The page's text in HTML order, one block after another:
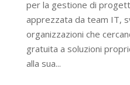
per la gestione di
apprezzata da team IT,
organizzazioni che
gratuita a soluzioni
alla sua...